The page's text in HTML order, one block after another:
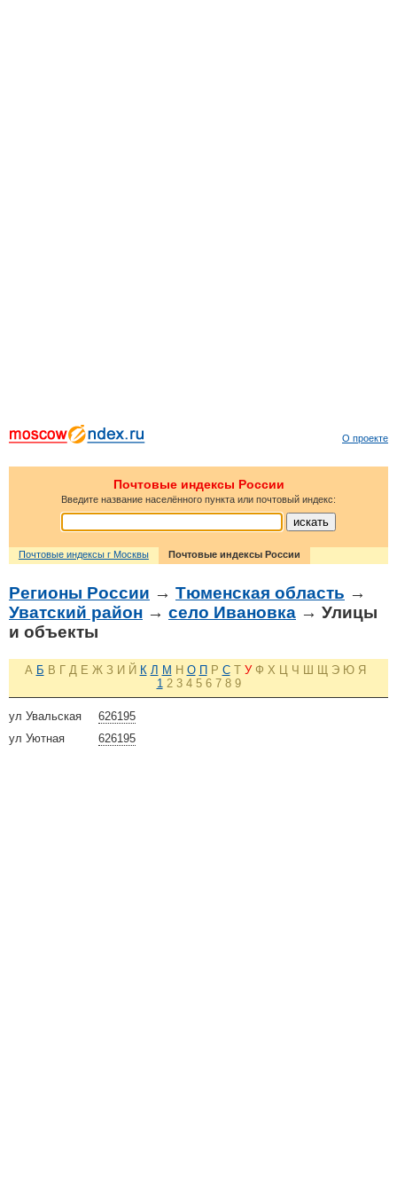
О проекте
Почтовые индексы России
Введите название населённого пункта или почтовый индекс:
Почтовые индексы г Москвы Почтовые индексы России
Регионы России → Тюменская область →
Уватский район → село Ивановка → Улицы
и объекты
А Б В Г Д Е Ж З И Й К Л М Н О П Р С Т У Ф Х Ц Ч Ш Щ Э Ю Я
1 2 3 4 5 6 7 8 9
626195
ул Увальская
626195
ул Уютная